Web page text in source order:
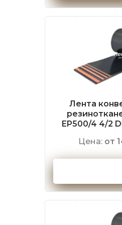
Лента
EP500/4 4/2
Цена: от